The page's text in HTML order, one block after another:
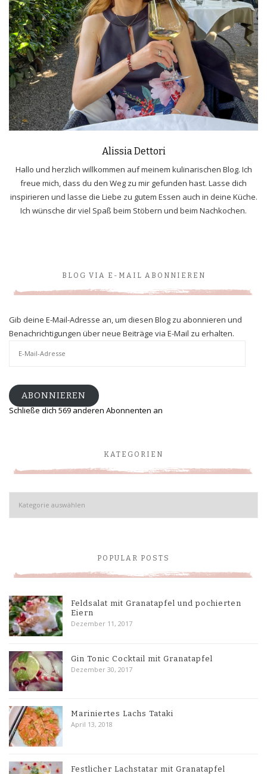
Alissia Dettori
Hallo und herzlich willkommen auf meinem kulinarischen Blog. Ich
freue mich, dass du den Weg zu mir gefunden hast. Lasse dich
inspirieren und lasse die Liebe zu gutem Essen auch in deine Küche.
Ich wünsche dir viel Spaß beim Stöbern und beim Nachkochen.
BLOG VIA E-MAIL ABONNIEREN
Gib deine E-Mail-Adresse an, um diesen Blog zu abonnieren und
Benachrichtigungen über neue Beiträge via E-Mail zu erhalten.
ABONNIEREN
Schließe dich 569 anderen Abonnenten an
KATEGORIEN
Kategorien
POPULAR POSTS
Feldsalat mit Granatapfel und pochierten
Eiern
Dezember 11, 2017
Gin Tonic Cocktail mit Granatapfel
Dezember 30, 2017
Mariniertes Lachs Tataki
April 13, 2018
Festlicher Lachstatar mit Granatapfel